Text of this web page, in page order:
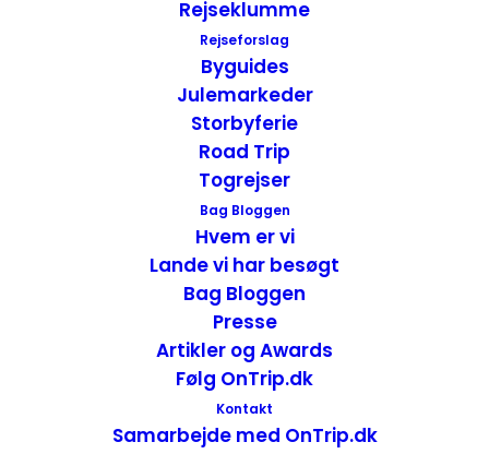
Rejseklumme
Rejseforslag
Byguides
Julemarkeder
Storbyferie
Road Trip
Togrejser
Bag Bloggen
Hvem er vi
Lande vi har besøgt
Bag Bloggen
Presse
Artikler og Awards
Følg OnTrip.dk
Kontakt
Samarbejde med OnTrip.dk
Indretningen i
receptionen/lobbyen
Indretningen i lobbyen på Hotel Indigo
Antwerp var hyggelig, anderledes og oser
af god stemning. Der var blød belysning,